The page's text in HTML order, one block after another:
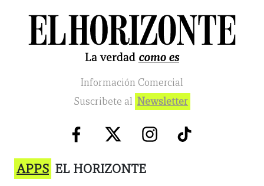
Información Comercial
Suscribete al Newsletter
APPS EL HORIZONTE